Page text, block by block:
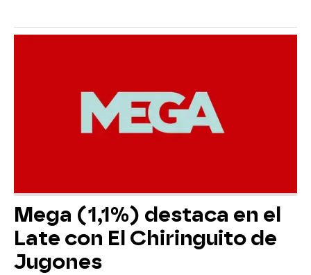
Mega (1,1%) destaca en el
Late con El Chiringuito de
Jugones